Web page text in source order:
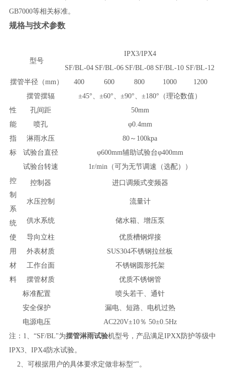
GB7000等相关标准。
规格与技术参数
型号
IPX3/IPX4
SF/BL-04 SF/BL-06 SF/BL-08 SF/BL-10 SF/BL-12
摆管半径（mm）
400 600 800 1000 1200
性
能
指
标
摆管摆辐 ±45° 、±60°、±90°、±180°（理论数值）
孔间距
50mm
喷孔
φ0.4mm
淋雨水压
80 ～100kpa
试验台直径
φ600mm辅助试验台φ400mm
试验台转速
1r/min （可为无节调速（选配））
控
制
系
统
控制器 进口调频式变频器
水压控制 流量计
供水系统 储水箱、增压泵
使
用
材
料
导向立柱
优质槽钢焊接
外表材质
SUS304不锈钢拉丝板
工作台面
不锈钢圆形托架
摆管材质
优质不锈钢管
标准配置
喷头若干、通针
安全保护
漏电、短路、电机过热
电源电压
AC220V±10％ 50±0.5Hz
注：1、“SF/BL"为摆管淋雨试验机型号，产品满足IPXX防护等级中
IPX3、IPX4防水试验。
2 、可根据用户的具体要求定做非标型“"。